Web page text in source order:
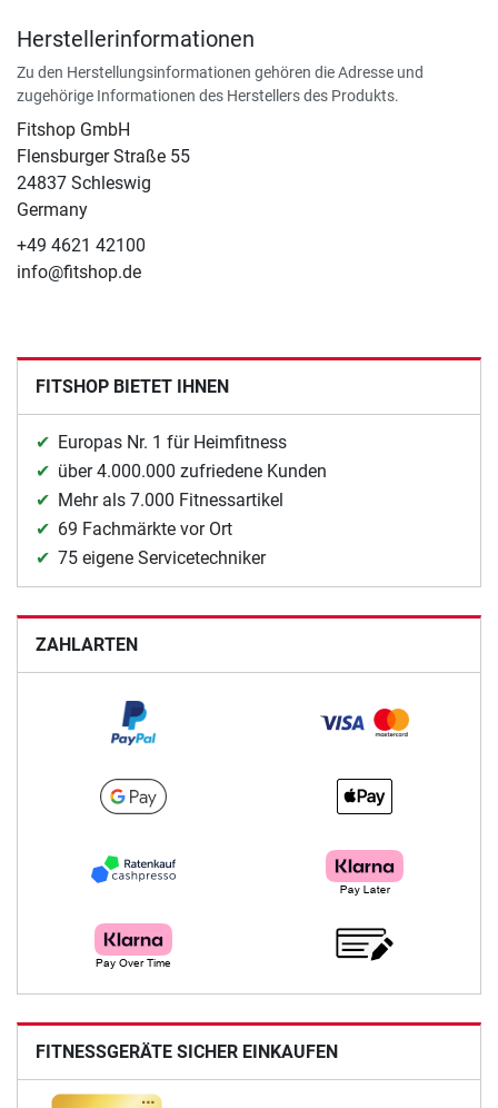
Herstellerinformationen
Zu den Herstellungsinformationen gehören die Adresse und
zugehörige Informationen des Herstellers des Produkts.
Fitshop GmbH
Flensburger Straße 55
24837 Schleswig
Germany
+49 4621 42100
info@fitshop.de
FITSHOP BIETET IHNEN
Europas Nr. 1 für Heimfitness
über 4.000.000 zufriedene Kunden
Mehr als 7.000 Fitnessartikel
69 Fachmärkte vor Ort
75 eigene Servicetechniker
ZAHLARTEN
FITNESSGERÄTE SICHER EINKAUFEN